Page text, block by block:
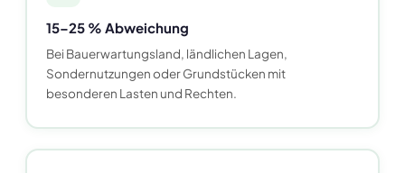
15–25 % Abweichung
Bei Bauerwartungsland, ländlichen Lagen,
Sondernutzungen oder Grundstücken mit
besonderen Lasten und Rechten.